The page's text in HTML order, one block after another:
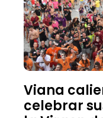
Viana
celebrar